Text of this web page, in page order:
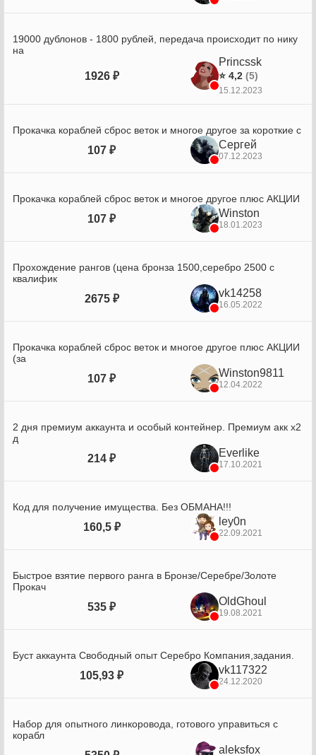
19000 дублонов - 1800 рублей, передача происходит по нику
на
1926 ₽
Princssk
⭐ 4,2 (5)
15.12.2023
Прокачка кораблей сброс веток и многое другое за короткие с
107 ₽ Сергей
07.12.2023
Прокачка кораблей сброс веток и многое другое плюс АКЦИИ
107 ₽ Winston
18.01.2023
Прохождение рангов (цена бронза 1500,серебро 2500 с
квалифик
2675 ₽ vk14258
16.05.2022
Прокачка кораблей сброс веток и многое другое плюс АКЦИИ
(за
107 ₽ Winston9811
12.04.2022
2 дня премиум аккаунта и особый контейнер. Премиум акк х2
д
214 ₽ Everlike
17.10.2021
Код для получение имущества. Без ОБМАНА!!!
160,5 ₽ ley0n
22.09.2021
Быстрое взятие первого ранга в Бронзе/Серебре/Золоте
Прокач
535 ₽ OldGhoul
19.08.2021
Буст аккаунта Свободный опыт Серебро Компания,задания.
105,93 ₽ vk117322
24.12.2020
Набор для опытного линкоровода, готового управиться с
корабл
aleksfox